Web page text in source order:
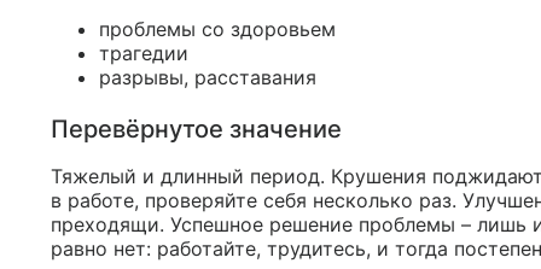
проблемы со здоровьем
трагедии
разрывы, расставания
Перевёрнутое значение
Тяжелый и длинный период. Крушения
в работе, проверяйте себя несколько раз.
преходящи. Успешное решение проблемы – лишь
равно нет: работайте, трудитесь, и тогда